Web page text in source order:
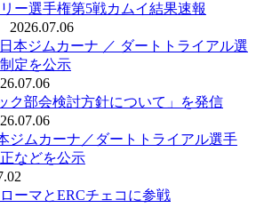
ー選手権第5戦カムイ結果速報
2026.07.06
本ジムカーナ ／ ダートトライアル選
定を公示
ク部会検討方針について」を発信
ジムカーナ／ダートトライアル選手
などを公示
ーマとERCチェコに参戦